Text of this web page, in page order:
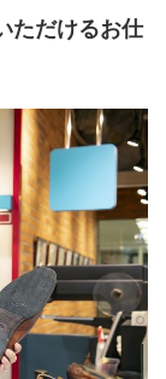
ただけるお仕